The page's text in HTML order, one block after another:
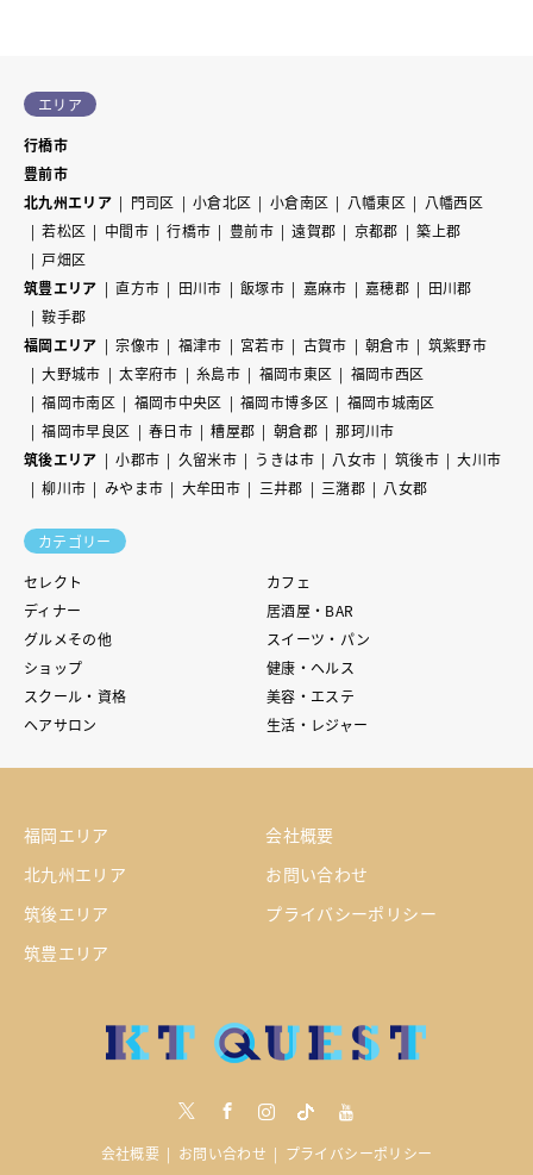
エリア
行橋市
豊前市
北九州エリア
門司区 小倉北区 小倉南区 八幡東区
八幡西区
若松区
中間市 行橋市 豊前市 遠賀郡 京都郡
築上郡
戸畑区
筑豊エリア
直方市 田川市 飯塚市 嘉麻市 嘉穂郡
田川郡
鞍手郡
福岡エリア
宗像市 福津市 宮若市 古賀市 朝倉市
筑紫野市
大野城市
太宰府市 糸島市 福岡市東区
福岡市西区
福岡市南区
福岡市中央区 福岡市博多区
福岡市城南区
福岡市早良区
春日市 糟屋郡 朝倉郡
那珂川市
筑後エリア
小郡市 久留米市 うきは市 八女市 筑後市
大川市
柳川市
みやま市 大牟田市 三井郡 三潴郡 八女郡
カテゴリー
セレクト
カフェ
ディナー
居酒屋・BAR
グルメその他
スイーツ・パン
ショップ
健康・ヘルス
スクール・資格
美容・エステ
ヘアサロン
生活・レジャー
福岡エリア
北九州エリア
筑後エリア
筑豊エリア
会社概要
お問い合わせ
プライバシーポリシー
Instagramtiktock youtube
会社概要 お問い合わせ プライバシーポリシー